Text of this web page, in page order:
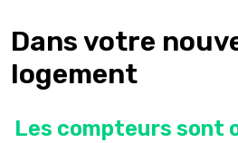
Dans votre
logement
Les compteurs sont